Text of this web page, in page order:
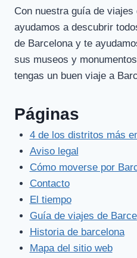
Con nuestra guía de viajes
ayudamos a descubrir
de Barcelona y te
sus museos y
tengas un buen viaje a
Páginas
4 de los distritos más
Aviso legal
Cómo moverse por
Contacto
El tiempo
Guía de viajes de
Historia de barcelona
Mapa del sitio web